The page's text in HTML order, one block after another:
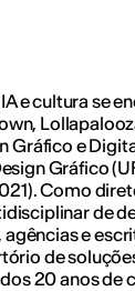
e cultura se
Gráfico e
Gráfico
Como
de
e
de
20 anos de